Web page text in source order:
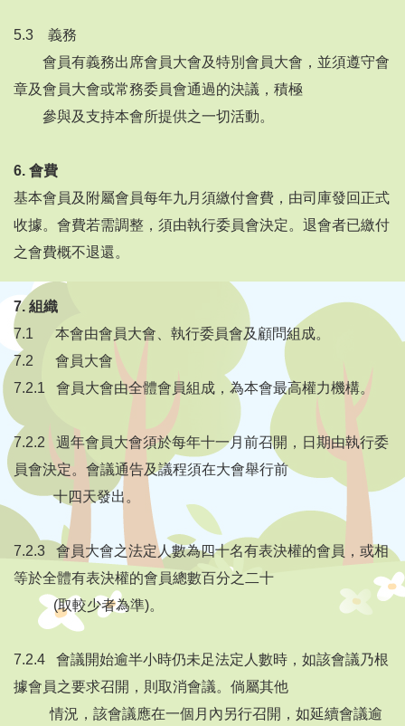
5.3 義務
會員有義務出席會員大會及特別會員大會，並須遵守會
章及會員大會或常務委員會通過的決議，積極
參與及支持本會所提供之一切活動。
6. 會費
基本會員及附屬會員每年九月須繳付會費，由司庫發回正式
收據。會費若需調整，須由執行委員會決定。退會者已繳付
之會費概不退還。
7. 組織
7.1 本會由會員大會、執行委員會及顧問組成。
7.2 會員大會
7.2.1 會員大會由全體會員組成，為本會最高權力機構。
7.2.2 週年會員大會須於每年十一月前召開，日期由執行委
員會決定。會議通告及議程須在大會舉行前
十四天發出。
7.2.3 會員大會之法定人數為四十名有表決權的會員，或相
等於全體有表決權的會員總數百分之二十
(取較少者為準)。
7.2.4 會議開始逾半小時仍未足法定人數時，如該會議乃根
據會員之要求召開，則取消會議。倘屬其他
情況，該會議應在一個月內另行召開，如延續會議逾